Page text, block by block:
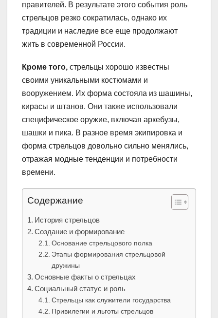
правителей. В результате этого события роль
стрельцов резко сократилась, однако их
традиции и наследие все еще продолжают
жить в современной России.
Кроме того, стрельцы хорошо известны
своими уникальными костюмами и
вооружением. Их форма состояла из шашины,
кирасы и штанов. Они также использовали
специфическое оружие, включая аркебузы,
шашки и пика. В разное время экипировка и
форма стрельцов довольно сильно менялись,
отражая модные тенденции и потребности
времени.
Содержание
История стрельцов
Создание и формирование
Основание стрельцового полка
Этапы формирования стрельцовой
дружины
Основные факты о стрельцах
Социальный статус и роль
Стрельцы как служители государства
Привилегии и льготы стрельцов